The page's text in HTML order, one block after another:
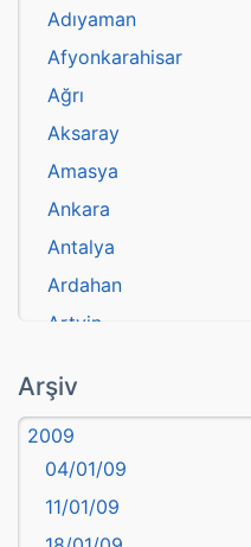
Adıyaman
Afyonkarahisar
Ağrı
Aksaray
Amasya
Ankara
Antalya
Ardahan
Artvin
Aydın
Balıkesir
Bartın
başkentler
Arşiv
2009
04/01/09
11/01/09